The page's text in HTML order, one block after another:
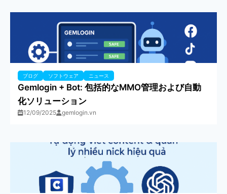
ブログ ソフトウェア ニュース
Gemlogin + Bot: 包括的なMMO管理および自動
化ソリューション
12/09/2025 gemlogin.vn